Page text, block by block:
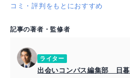
コミ・評判をもとにおすすめ
記事の著者・監修者
ライター
出会いコンパス編集部 日暮